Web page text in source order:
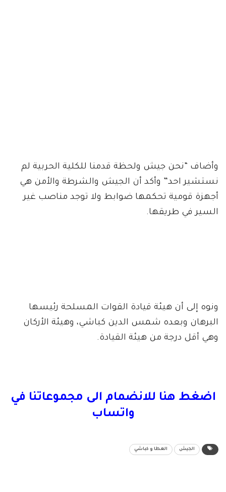
وأضاف “نحن جيش ولحظة قدمنا للكلية الحربية لم
نستشير احد” وأكد أن الجيش والشرطة والأمن هي
أجهزة قومية تحكمها ضوابط ولا توجد مناصب غير
السير في طريقها.
ونوه إلى أن هيئة قيادة القوات المسلحة رئيسها
البرهان وبعده شمس الدين كباشي، وهيئة الأركان
وهي أقل درجة من هيئة القيادة.
اضغط هنا للانضمام الى مجموعاتنا في
واتساب
الجيش العطا و كباشي